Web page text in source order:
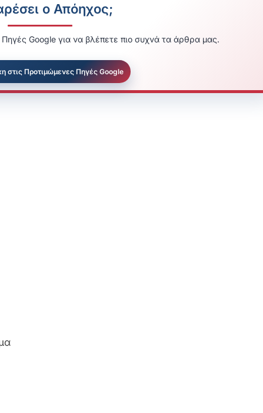
ο Απόηχος;
Google για να βλέπετε πιο συχνά τα άρθρα μας.
στις Προτιμώμενες Πηγές Google